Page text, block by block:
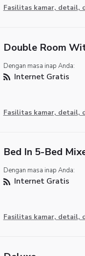
Fasilitas kamar, detail,
Double Room
Dengan masa inap Anda:
Internet Gratis
Fasilitas kamar, detail,
Bed In 5-Bed
Dengan masa inap Anda:
Internet Gratis
Fasilitas kamar, detail,